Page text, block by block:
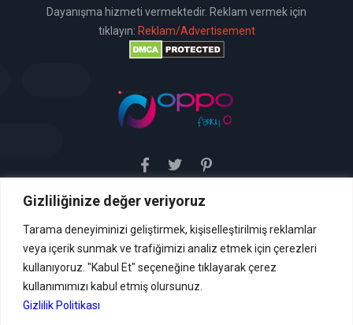
Gizliliğinize değer veriyoruz
Tarama deneyiminizi geliştirmek, kişiselleştirilmiş reklamlar
veya içerik sunmak ve trafiğimizi analiz etmek için çerezleri
kullanıyoruz. "Kabul Et" seçeneğine tıklayarak çerez
kullanımımızı kabul etmiş olursunuz.
Gizlilik Politikası
Dayanışma hizmeti vermektedir. Reklam vermek için
tıklayın: Reklam/Advertisement
Sitemiz uyar / kaldır prensibini benimsemiştir. Sitemiz,
hizmetini vermektedir. Bu yasaya göre, Site yönetimi
hukuka aykırı içerikleri kontrol etme yükümlülüğü yoktur. Bu
nedenle, web sitemiz uyar / kaldır prensibini
benimsemiştir ve kullanmaktadır. (
İletişim
Formu Veya ( info[AT]caglaryildiz[DOT]net )